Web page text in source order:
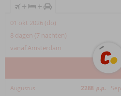
+ +
01 okt 2026 (do)
8 dagen (7 nachten)
vanaf Amsterdam
Augustus 2288 p.p.